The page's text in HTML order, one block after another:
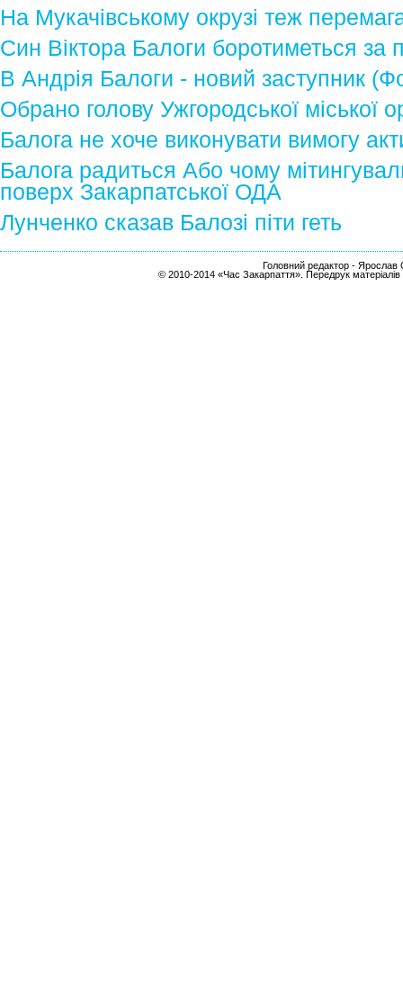
На Мукачівському окрузі теж
Син Віктора Балоги боротиметься
В Андрія Балоги - новий заступник
Обрано голову Ужгородської міської
Балога не хоче виконувати вимогу
Балога радиться Або чому
поверх Закарпатської ОДА
Лунченко сказав Балозі піти геть
Головний редактор - Ярослав
© 2010-2014 «Час Закарпаття». Передрук